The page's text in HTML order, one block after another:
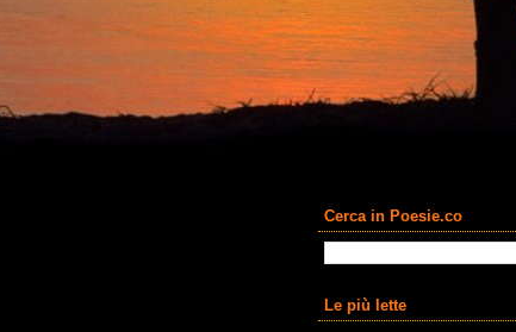
Cerca in Poesie.co
Le più lette